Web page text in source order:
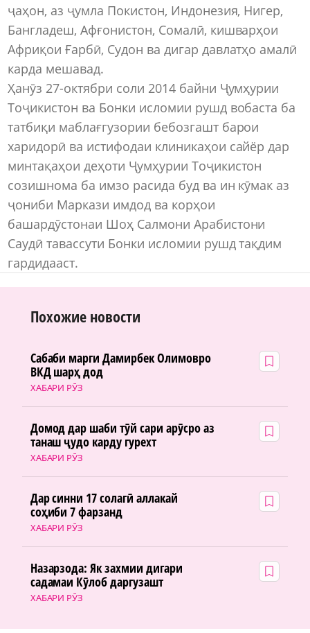
ҷаҳон, аз ҷумла Покистон, Индонезия, Нигер,
Бангладеш, Афғонистон, Сомалӣ, кишварҳои
Африқои Ғарбӣ, Судон ва дигар давлатҳо амалӣ
карда мешавад.
Ҳанӯз 27-октябри соли 2014 байни Ҷумҳурии
Тоҷикистон ва Бонки исломии рушд вобаста ба
татбиқи маблағгузории бебозгашт барои
харидорӣ ва истифодаи клиникаҳои сайёр дар
минтақаҳои деҳоти Ҷумҳурии Тоҷикистон
созишнома ба имзо расида буд ва ин кӯмак аз
ҷониби Маркази имдод ва корҳои
башардӯстонаи Шоҳ Салмони Арабистони
Саудӣ тавассути Бонки исломии рушд тақдим
гардидааст.
Похожие новости
ХАБАРИ РӮЗ
Сабаби марги Дамирбек Олимовро
ВКД шарҳ дод
ХАБАРИ РӮЗ
Домод дар шаби тӯй сари арӯсро аз
танаш ҷудо карду гурехт
ХАБАРИ РӮЗ
Дар синни 17 солагӣ аллакай
соҳиби 7 фарзанд
ХАБАРИ РӮЗ
Назарзода: Як захмии дигари
садамаи Кӯлоб даргузашт